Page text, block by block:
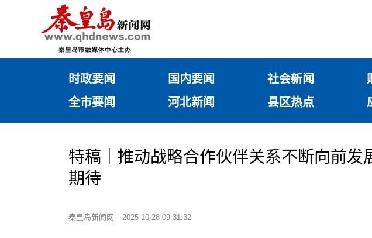
时政要闻 国内要闻 社会新闻
全市要闻
河北新闻 县区热点
特稿｜推动战略合作伙伴关系不断向前
期待
秦皇岛新闻网 2025-10-28 09:31:32